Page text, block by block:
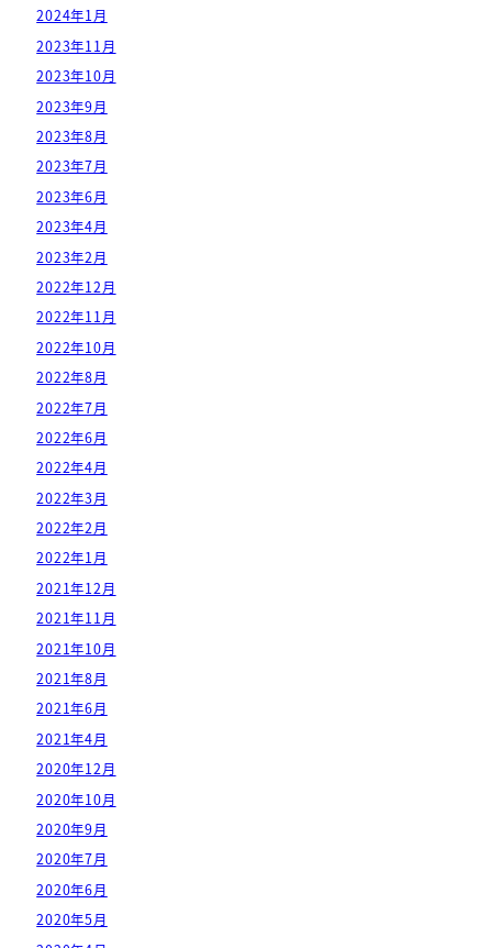
2024年1月
2023年11月
2023年10月
2023年9月
2023年8月
2023年7月
2023年6月
2023年4月
2023年2月
2022年12月
2022年11月
2022年10月
2022年8月
2022年7月
2022年6月
2022年4月
2022年3月
2022年2月
2022年1月
2021年12月
2021年11月
2021年10月
2021年8月
2021年6月
2021年4月
2020年12月
2020年10月
2020年9月
2020年7月
2020年6月
2020年5月